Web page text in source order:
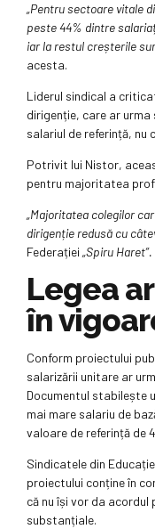
„Pentru sectoare vitale
peste 44% dintre
iar la restul creșterile
acesta.
Liderul sindical a
dirigenție, care ar
salariul de referință, nu
Potrivit lui Nistor,
pentru majoritatea
„Majoritatea colegilor
dirigenție redusă cu
Federației „Spiru Haret”.
Legea
în
Conform proiectului
salarizării unitare ar
Documentul stabilește
mai mare salariu de
valoare de referință de
Sindicatele din
proiectului conține în
că nu își vor da
substanțiale.